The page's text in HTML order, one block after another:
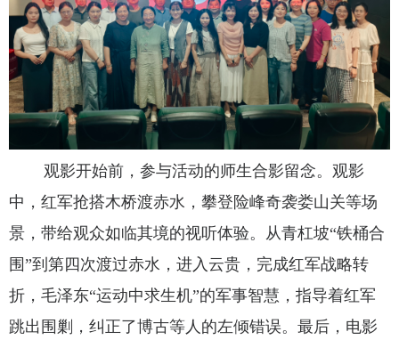
观影开始前，参与活动的师生合影留念。观影
中，红军抢搭木桥渡赤水，攀登险峰奇袭娄山关等场
景，带给观众如临其境的视听体验。从青杠坡“铁桶合
围”到第四次渡过赤水，进入云贵，完成红军战略转
折，毛泽东“运动中求生机”的军事智慧，指导着红军
跳出围剿，纠正了博古等人的左倾错误。最后，电影